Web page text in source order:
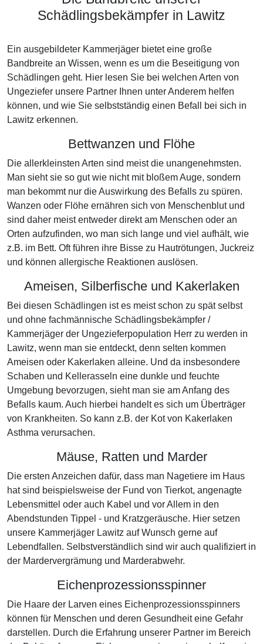
Schädlingsbekämpfer in Lawitz
Ein ausgebildeter Kammerjäger bietet eine große
Bandbreite an Wissen, wenn es um die Beseitigung von
Schädlingen geht. Hier lesen Sie bei welchen Arten von
Ungeziefer unsere Partner Ihnen unter Anderem helfen
können, und wie Sie selbstständig einen Befall bei sich in
Lawitz erkennen.
Bettwanzen und Flöhe
Die allerkleinsten Arten sind meist die unangenehmsten.
Man sieht sie so gut wie nicht mit bloßem Auge, sondern
man bekommt nur die Auswirkung des Befalls zu spüren.
Wanzen oder Flöhe ernähren sich von Menschenblut und
sind daher meist entweder direkt am Menschen oder an
Orten aufzufinden, wo man sich lange und viel aufhält, wie
z.B. im Bett. Oft führen ihre Bisse zu Hautrötungen, Juckreiz
und können allergische Reaktionen auslösen.
Ameisen, Silberfische und Kakerlaken
Bei diesen Schädlingen ist es meist schon zu spät selbst
und ohne fachmännische Schädlingsbekämpfer /
Kammerjäger der Ungezieferpopulation Herr zu werden in
Lawitz, wenn man sie entdeckt, denn selten kommen
Ameisen oder Kakerlaken alleine. Und da insbesondere
Schaben und Kellerasseln eine dunkle und feuchte
Umgebung bevorzugen, sieht man sie am Anfang des
Befalls kaum. Auch hierbei handelt es sich um Überträger
von Krankheiten. So kann z.B. der Kot von Kakerlaken
Asthma verursachen.
Mäuse, Ratten und Marder
Die ersten Anzeichen dafür, dass man Nagetiere im Haus
hat sind beispielsweise der Fund von Tierkot, angenagte
Lebensmittel oder auch Kabel und vor Allem in den
Abendstunden Tippel - und Kratzgeräusche. Hier setzen
unsere Kammerjäger Lawitz auf Wunsch gerne auf
Lebendfallen. Selbstverständlich sind wir auch qualifiziert in
der Mardervergrämung und Marderabwehr.
Eichenprozessionsspinner
Die Haare der Larven eines Eichenprozessionsspinners
können für Menschen und deren Gesundheit eine Gefahr
darstellen. Durch die Erfahrung unserer Partner im Bereich